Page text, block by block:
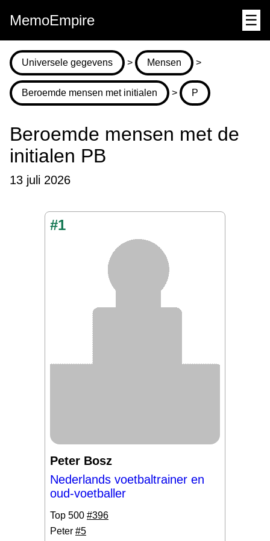
MemoEmpire ☰
Universele gegevens > Mensen >
Beroemde mensen met initialen > P
Beroemde mensen met de
initialen PB
13 juli 2026
#1
Peter Bosz
Nederlands voetbaltrainer en
oud-voetballer
Top 500 #396
Peter #5